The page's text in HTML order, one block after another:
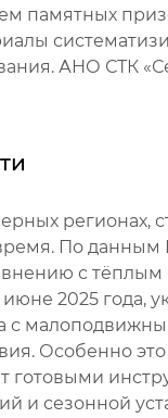
памятных
АНО СТК
регионах,
По
с
2025 года,
с
Особенно
готовыми
и сезонной